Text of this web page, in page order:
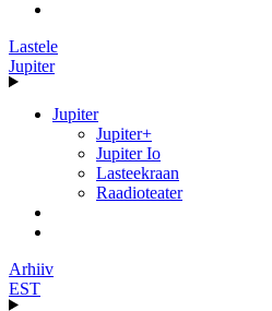
Lastele
Jupiter
Jupiter
Jupiter+
Jupiter Io
Lasteekraan
Raadioteater
Arhiiv
EST